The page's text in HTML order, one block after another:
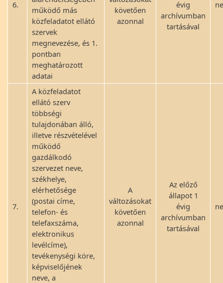
6.
működő más
közfeladatot ellátó
szervek
megnevezése, és 1.
pontban
meghatározott
adatai
követően
azonnal
évig
archívumban
tartásával
7.
A közfeladatot
ellátó szerv
többségi
tulajdonában álló,
illetve részvételével
működő
gazdálkodó
szervezet neve,
székhelye,
elérhetősége
(postai címe,
telefon- és
telefaxszáma,
elektronikus
levélcíme),
tevékenységi köre,
képviselőjének
neve, a
A
változásokat
követően
azonnal
Az előző
állapot 1
évig
archívumban
tartásával